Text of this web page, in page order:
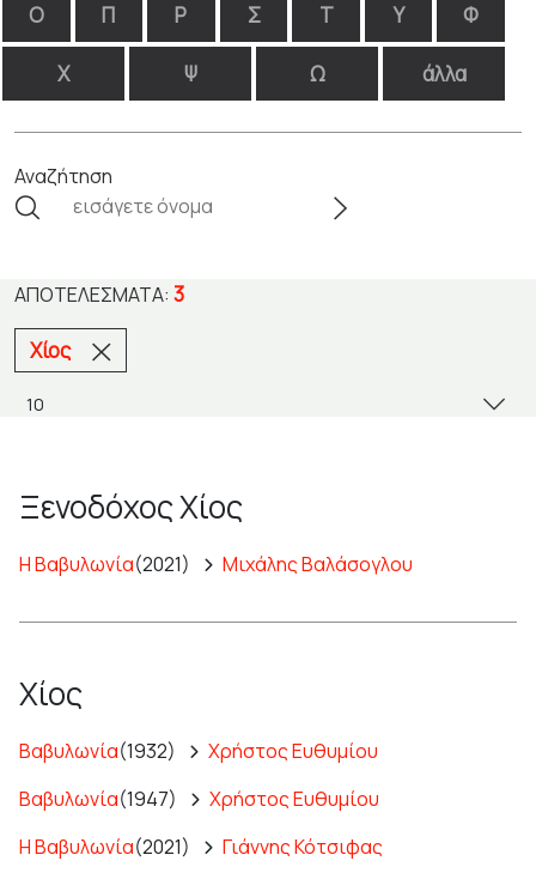
Ο Π Ρ Σ Τ Υ Φ
Χ Ψ Ω άλλα
Αναζήτηση
ΑΠΟΤΕΛΈΣΜΑΤΑ: 3
Χίος
Ξενοδόχος Χίος
Η Βαβυλωνία(2021) Μιχάλης Βαλάσογλου
Χίος
Βαβυλωνία(1932)
Χρήστος Ευθυμίου
Βαβυλωνία(1947)
Χρήστος Ευθυμίου
Η Βαβυλωνία(2021) Γιάννης Κότσιφας